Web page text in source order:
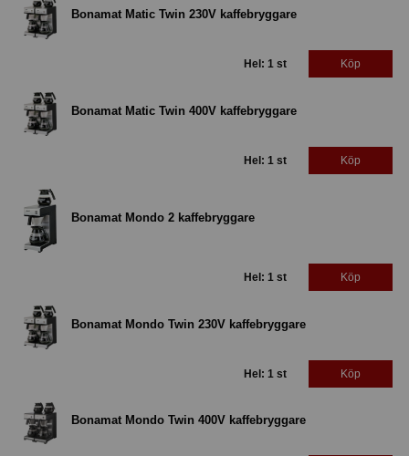
Bonamat Matic Twin 230V kaffebryggare
Hel: 1 st Köp
Bonamat Matic Twin 400V kaffebryggare
Hel: 1 st Köp
Bonamat Mondo 2 kaffebryggare
Hel: 1 st Köp
Bonamat Mondo Twin 230V kaffebryggare
Hel: 1 st Köp
Bonamat Mondo Twin 400V kaffebryggare